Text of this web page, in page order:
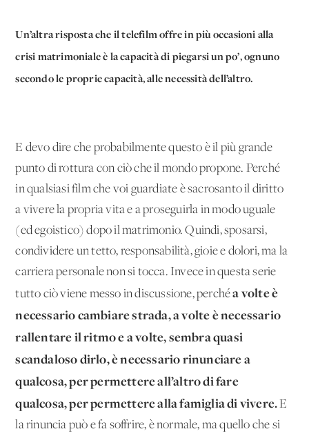
Un’altra risposta che il telefilm offre in più occasioni alla
crisi matrimoniale è la capacità di piegarsi un po’, ognuno
secondo le proprie capacità, alle necessità dell’altro.
E devo dire che probabilmente questo è il più grande
punto di rottura con ciò che il mondo propone. Perché
in qualsiasi film che voi guardiate è sacrosanto il diritto
a vivere la propria vita e a proseguirla in modo uguale
(ed egoistico) dopo il matrimonio. Quindi, sposarsi,
condividere un tetto, responsabilità, gioie e dolori, ma la
carriera personale non si tocca. Invece in questa serie
tutto ciò viene messo in discussione, perchéa volte è
necessario cambiare strada, a volte è necessario
rallentare il ritmo e a volte, sembra quasi
scandaloso dirlo, è necessario rinunciare a
qualcosa, per permettere all’altro di fare
qualcosa, per permettere alla famiglia di vivere.E
la rinuncia può e fa soffrire, è normale, ma quello che si